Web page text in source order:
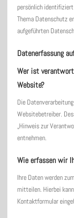
persönlich
Thema Datenschutz
aufgeführten
Datenerfassung
Wer ist
Website?
Die
Websitebetreiber.
„Hinweis zur
entnehmen.
Wie erfassen wir
Ihre Daten werden
mitteilen. Hierbei
Kontaktformular